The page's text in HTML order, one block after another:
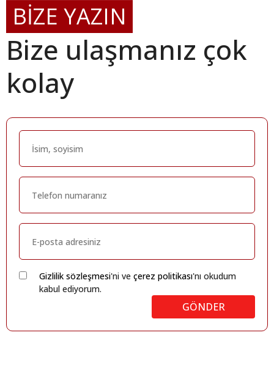
BİZE YAZIN
Bize ulaşmanız çok
kolay
Gizlilik sözleşmesi'ni ve çerez politikası'nı okudum
kabul ediyorum.
GÖNDER